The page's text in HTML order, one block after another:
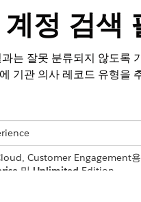
정 검색
는 잘못 분류되지 않도록
기관 의사 레코드 유형을
Customer Engagement
및 Unlimited Edition.